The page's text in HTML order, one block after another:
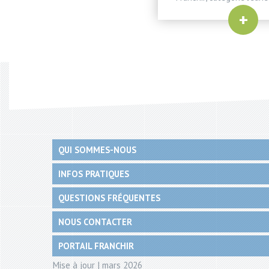
+
QUI SOMMES-NOUS
INFOS PRATIQUES
QUESTIONS FRÉQUENTES
NOUS CONTACTER
PORTAIL FRANCHIR
Mise à jour | mars 2026